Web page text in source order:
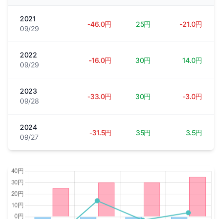
2021
09/29
-46.0円 25円 -21.0円
2022
09/29
-16.0円 30円 14.0円
2023
09/28
-33.0円 30円 -3.0円
2024
09/27
-31.5円 35円 3.5円